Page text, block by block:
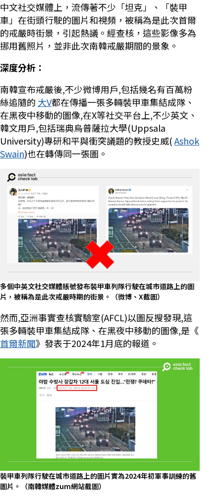
中文社交媒體上，流傳著不少「坦克」、「裝甲
車」在街頭行駛的圖片和視頻，被稱為是此次首爾
的戒嚴時街景，引起熱議。經查核，這些影像多為
挪用舊照片，並非此次南韓戒嚴期間的景象。
深度分析：
南韓宣布戒嚴後,不少微博用戶,包括幾名有百萬粉
絲追隨的 大V都在傳播一張多輛裝甲車集結成隊、
在黑夜中移動的圖像,在X等社交平台上,不少英文、
韓文用戶,包括瑞典烏普薩拉大學(Uppsala
University)專研和平與衝突議題的教授史威(Ashok
Swain)也在轉傳同一張圖。
多個中英文社交媒體賬號發布裝甲車列隊行駛在城市道路上的圖
片，被稱為是此次戒嚴時期的街景。（微博、X截圖）
然而,亞洲事實查核實驗室(AFCL)以圖反搜發現,這
張多輛裝甲車集結成隊、在黑夜中移動的圖像,是《
首爾新聞》發表于2024年1月底的報道。
裝甲車列隊行駛在城市道路上的圖片實為2024年初軍事訓練的舊
圖片。（南韓媒體zum網站截圖）